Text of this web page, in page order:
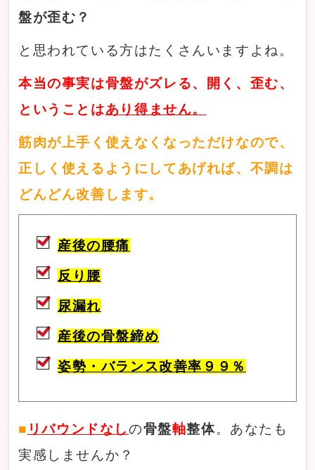
盤が歪む？
と思われている方はたくさんいますよね。
本当の事実は骨盤がズレる、開く、歪む、
ということはあり得ません。
筋肉が上手く使えなくなっただけなので、
正しく使えるようにしてあげれば、不調は
どんどん改善します。
産後の腰痛
反り腰
尿漏れ
産後の骨盤締め
姿勢・バランス改善率９９％
■ リバウンドなしの骨盤軸整体。あなたも
実感しませんか？